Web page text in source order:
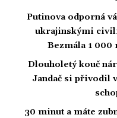
Putinova odporná
ukrajinskými
Bezmála 1 000
Dlouholetý kouč
Jandač si přivodil
30 minut a máte